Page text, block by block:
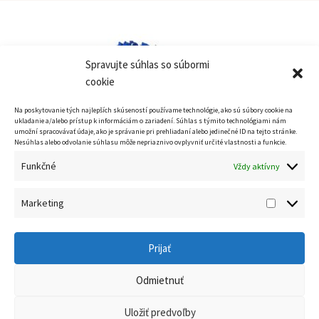
Spravujte súhlas so súbormi
cookie
Na poskytovanie tých najlepších skúseností používame technológie, ako sú súbory cookie na
ukladanie a/alebo prístup k informáciám o zariadení. Súhlas s týmito technológiami nám
umožní spracovávať údaje, ako je správanie pri prehliadaní alebo jedinečné ID na tejto stránke.
Nesúhlas alebo odvolanie súhlasu môže nepriaznivo ovplyvniť určité vlastnosti a funkcie.
Funkčné Vždy aktívny
Marketing
Prijať
Odmietnuť
Uložiť predvoľby
26,00€Price
1,30€